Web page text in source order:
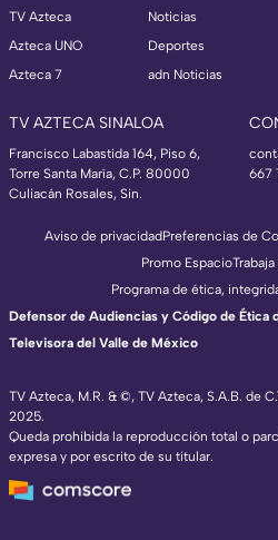
TV Azteca
Azteca UNO
Azteca 7
Noticias
Deportes
adn Noticias
TV AZTECA SINALOA
Francisco Labastida 164, Piso 6,
Torre Santa María, C.P. 80000
Culiacán Rosales, Sin.
667
TV Azteca, M.R. & ©, TV Azteca, S.A.B. de
2025.
Queda prohibida la reproducción total o
expresa y por escrito de su titular.
Aviso de privacidadPreferencias de
Promo Espacio
Programa de ética,
Defensor de Audiencias y Código de Ética
Televisora del Valle de México